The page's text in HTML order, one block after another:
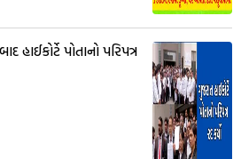
હાઈકોર્ટે પોતાનો પરિપત્ર